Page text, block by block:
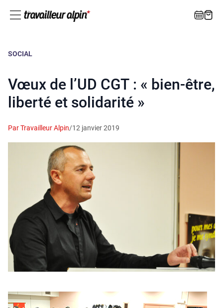
SOCIAL
Vœux de l’UD CGT : « bien-être,
liberté et solidarité »
Par Travailleur Alpin/12 janvier 2019